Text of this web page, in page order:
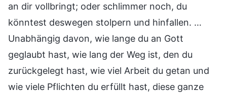
an dir vollbringt; oder schlimmer noch, du
könntest deswegen stolpern und hinfallen. …
Unabhängig davon, wie lange du an Gott
geglaubt hast, wie lang der Weg ist, den du
zurückgelegt hast, wie viel Arbeit du getan und
wie viele Pflichten du erfüllt hast, diese ganze